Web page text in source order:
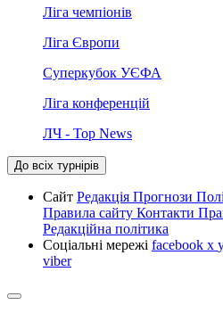
Ліга чемпіонів
Ліга Європи
Суперкубок УЄФА
Ліга конференцій
ЛЧ - Top News
До всіх турнірів
Сайт Редакція Прогнози
Правила сайту Контакти
Редакційна політика
Соціальні мережі facebook x
viber